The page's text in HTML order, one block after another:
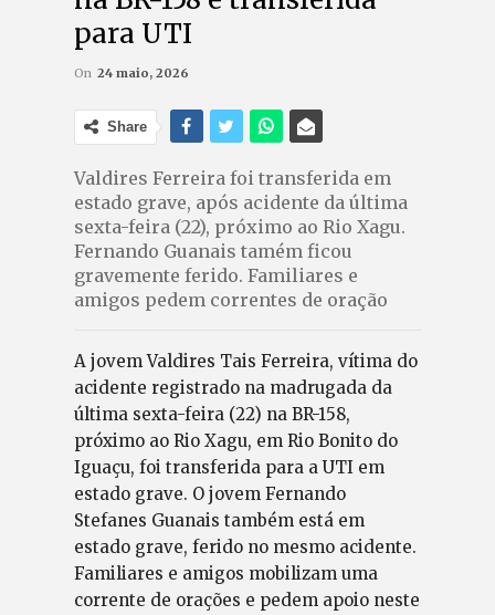
para UTI
On 24 maio, 2026
Share
Valdires Ferreira foi transferida em
estado grave, após acidente da última
sexta-feira (22), próximo ao Rio Xagu.
Fernando Guanais tamém ficou
gravemente ferido. Familiares e
amigos pedem correntes de oração
A jovem Valdires Tais Ferreira, vítima do
acidente registrado na madrugada da
última sexta-feira (22) na BR-158,
próximo ao Rio Xagu, em Rio Bonito do
Iguaçu, foi transferida para a UTI em
estado grave. O jovem Fernando
Stefanes Guanais também está em
estado grave, ferido no mesmo acidente.
Familiares e amigos mobilizam uma
corrente de orações e pedem apoio neste